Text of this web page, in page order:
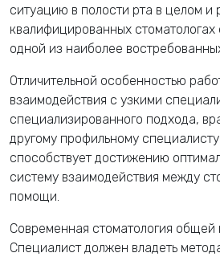
ситуацию в полости рта в целом и
квалифицированных
одной из наиболее
Отличительной особенностью
взаимодействия с узкими
специализированного подхода,
другому профильному
способствует достижению
систему взаимодействия между
помощи.
Современная стоматология общей
Специалист должен владеть